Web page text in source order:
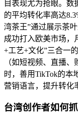
目表现尤为抢眼。数
的平均转化率高达
湾茶王”通过展示茶
成功打入欧美市场，
+工艺+文化”三合一
（如短视频、直播
时，善用TikTok的本
营销语言，提升转化
台湾创作者如何